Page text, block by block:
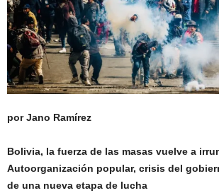
por Jano Ramírez
Bolivia, la fuerza de las masas vuelve a
Autoorganización popular, crisis del
de una nueva etapa de lucha